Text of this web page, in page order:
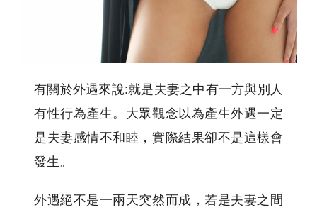
有關於外遇來說:就是夫妻之中有一方與別人
有性行為產生。大眾觀念以為產生外遇一定
是夫妻感情不和睦，實際結果卻不是這樣會
發生。
外遇絕不是一兩天突然而成，若是夫妻之間